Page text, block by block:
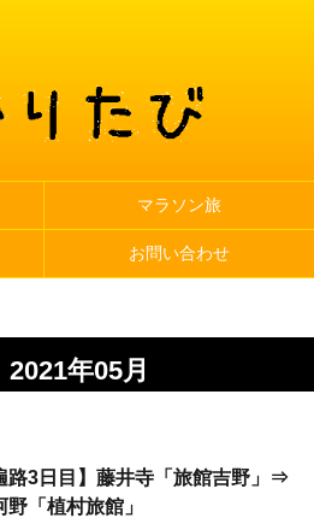
マラソン旅
お問い合わせ
年05月
路3日目】藤井寺「旅館吉野」⇒
野「植村旅館」